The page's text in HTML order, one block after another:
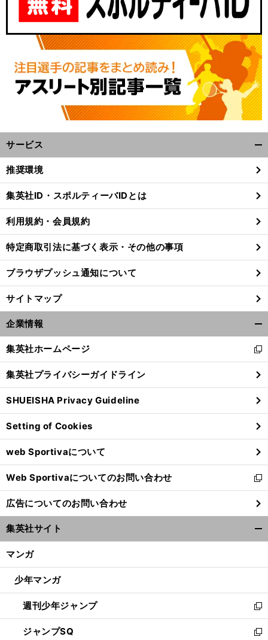
サービス
閉
る
推奨環境
集英社ID・スポルティーバIDとは
利用規約・会員規約
特定商取引法に基づく表示・その他の事項
ブラウザプッシュ通知について
サイトマップ
企業情報
閉
る
集英社ホームページ
新
し
い
ウ
ィ
ン
ド
ウ
で
開
く
集英社プライバシーガイドライン
SHUEISHA Privacy Guideline
Setting of Cookies
web Sportivaについて
Web Sportivaについてのお問い合わせ
新
し
い
ウ
ィ
ン
ウ
開
く
広告についてのお問い合わせ
集英社サイト
マンガ
少年マンガ
週刊少年ジャンプ
新
し
い
ジャンプSQ
新